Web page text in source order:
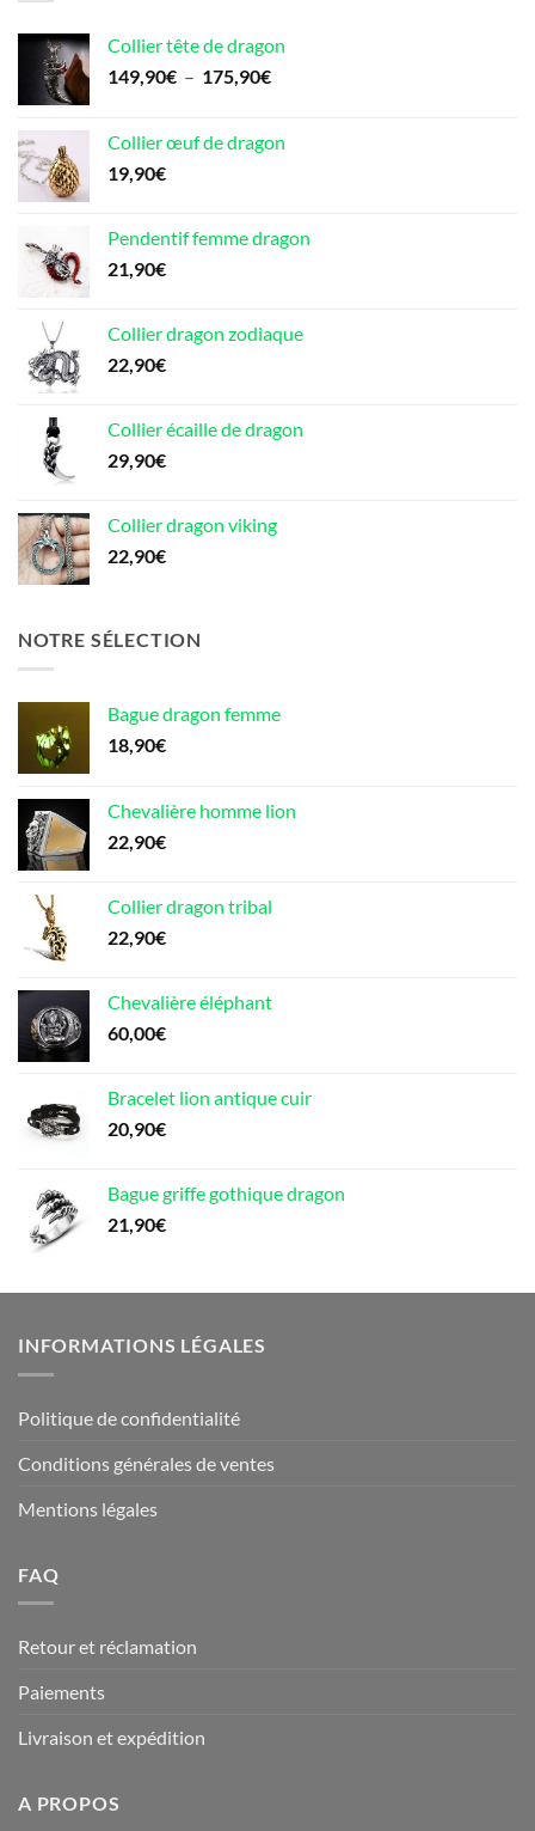
Collier tête de dragon
149,90€ – 175,90€Plage
149,90€
Collier œuf de dragon
19,90€
Pendentif femme dragon
21,90€
Collier dragon zodiaque
22,90€
Collier écaille de dragon
29,90€
Collier dragon viking
22,90€
NOTRE SÉLECTION
Bague dragon femme
18,90€
Chevalière homme lion
22,90€
Collier dragon tribal
22,90€
Chevalière éléphant
60,00€
Bracelet lion antique cuir
20,90€
Bague griffe gothique dragon
21,90€
INFORMATIONS LÉGALES
Politique de confidentialité
Conditions générales de ventes
Mentions légales
FAQ
Retour et réclamation
Paiements
Livraison et expédition
A PROPOS